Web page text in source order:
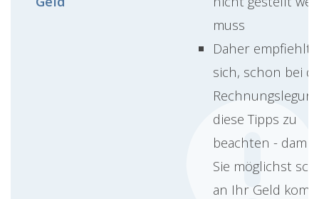
muss
Daher empfiehlt
sich, schon bei
diese Tipps zu
beachten - damit
Sie möglichst
an Ihr Geld